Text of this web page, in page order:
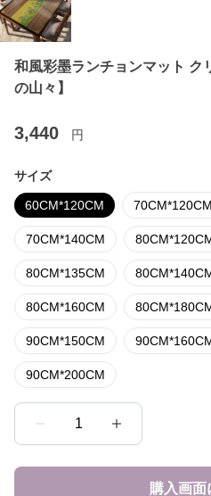
和風彩墨ランチョンマット ク
の山々】
3,440 円
サイズ
60CM*120CM 70CM*120CM
70CM*140CM
80CM*135CM
80CM*160CM
90CM*150CM
90CM*200CM
1
購入画面